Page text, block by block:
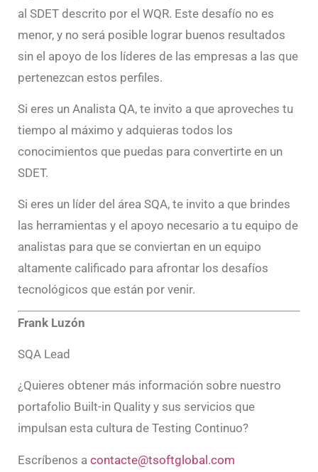
al SDET descrito por el WQR. Este desafío no es
menor, y no será posible lograr buenos resultados
sin el apoyo de los líderes de las empresas a las que
pertenezcan estos perfiles.
Si eres un Analista QA, te invito a que aproveches tu
tiempo al máximo y adquieras todos los
conocimientos que puedas para convertirte en un
SDET.
Si eres un líder del área SQA, te invito a que brindes
las herramientas y el apoyo necesario a tu equipo de
analistas para que se conviertan en un equipo
altamente calificado para afrontar los desafíos
tecnológicos que están por venir.
Frank Luzón
SQA Lead
¿Quieres obtener más información sobre nuestro
portafolio Built-in Quality y sus servicios que
impulsan esta cultura de Testing Continuo?
Escríbenos a contacte@tsoftglobal.com